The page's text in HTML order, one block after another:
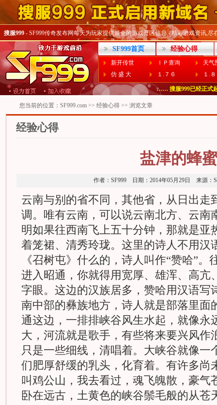
搜服999 - SF999传奇发布网每天为玩家提供最全的游戏开区信息 - 精彩游戏资讯,尽
SF999首页 经验心得
新开传世 ＩＰ查询
天气
仿 盛 大
１.７６ １.
…… 偶尔打不开
…… 搜服999已经正式
您当前的位置： SF999.com>> 经验心得>> 浏览文章
经验心得
盐津的蜂蜜
作者：SF999 日期：2014年05月29日 来源
云南与别的省不同，其他省，从日出走
调。唯有云南，可以说云南北方、云南
明如果往西南飞上五十分钟，那就是亚
着笼裙、清秀玲珑。这里的诗人不用汉
《召树屯》什么的，诗人叫作“赞哈”
进入昭通，你就得用宽厚、雄浑、高
字眼。这边的汉族居多，赞哈用汉语写
南中部的彝族地方，诗人就是部落里面
通这边，一排排峡谷风生水起，就像永
大，河流就是歌手，有些将来要兴风作
只是一些细线，清唱着。大峡谷就像一
们肥厚舒缓的乳头，化育着。有许多尚
叫鸡公山，我去看过，魂飞魄散，豪气
卧在远古，土黄色的峡谷鬃毛般的从苍